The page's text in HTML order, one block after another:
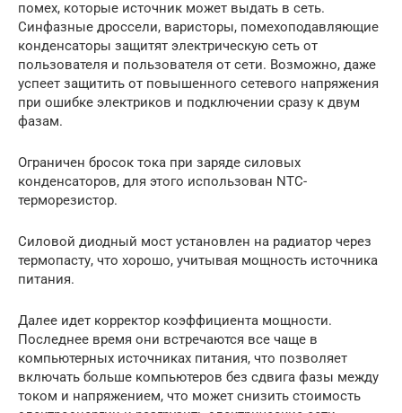
помех, которые источник может выдать в сеть.
Синфазные дроссели, варисторы, помехоподавляющие
конденсаторы защитят электрическую сеть от
пользователя и пользователя от сети. Возможно, даже
успеет защитить от повышенного сетевого напряжения
при ошибке электриков и подключении сразу к двум
фазам.
Ограничен бросок тока при заряде силовых
конденсаторов, для этого использован NTC-
терморезистор.
Силовой диодный мост установлен на радиатор через
термопасту, что хорошо, учитывая мощность источника
питания.
Далее идет корректор коэффициента мощности.
Последнее время они встречаются все чаще в
компьютерных источниках питания, что позволяет
включать больше компьютеров без сдвига фазы между
током и напряжением, что может снизить стоимость